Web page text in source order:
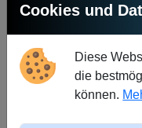
Die Aufrechterhaltung
Eckpfeiler einer klugen
dabei, das Risiko zu
einen stabileren und
Durch die Verteilung
Cookies und
Diese
die
können.